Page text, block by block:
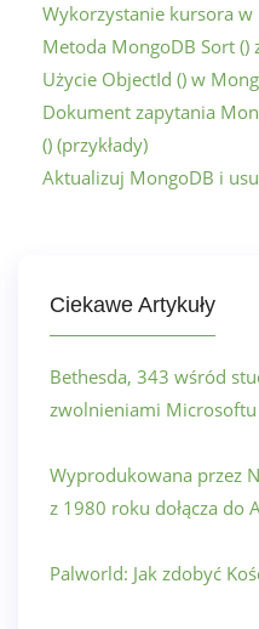
Wykorzystanie kursora w
Metoda MongoDB Sort ()
Użycie ObjectId () w
Dokument zapytania
() (przykłady)
Aktualizuj MongoDB i
Ciekawe Artykuły
Bethesda, 343 wśród
zwolnieniami Microsoftu
Wyprodukowana przez
z 1980 roku dołącza do
Palworld: Jak zdobyć